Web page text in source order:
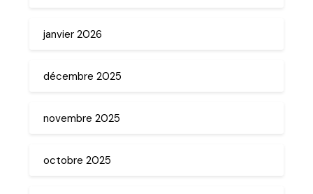
janvier 2026
décembre 2025
novembre 2025
octobre 2025